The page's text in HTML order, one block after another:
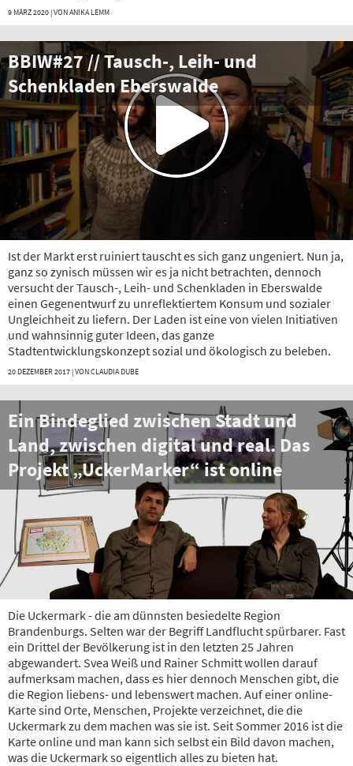
9 MÄRZ 2020 | VONANIKA LEMM
BBIW#27 // Tausch-, Leih- und
Schenkladen Eberswalde
Ist der Markt erst ruiniert tauscht es sich ganz ungeniert. Nun ja,
ganz so zynisch müssen wir es ja nicht betrachten, dennoch
versucht der Tausch-, Leih- und Schenkladen in Eberswalde
einen Gegenentwurf zu unreflektiertem Konsum und sozialer
Ungleichheit zu liefern. Der Laden ist eine von vielen Initiativen
und wahnsinnig guter Ideen, das ganze
Stadtentwicklungskonzept sozial und ökologisch zu beleben.
20 DEZEMBER 2017 | VONCLAUDIA DUBE
Ein Bindeglied zwischen Stadt und
Land, zwischen digital und real. Das
Projekt „UckerMarker“ ist online
Die Uckermark - die am dünnsten besiedelte Region
Brandenburgs. Selten war der Begriff Landflucht spürbarer. Fast
ein Drittel der Bevölkerung ist in den letzten 25 Jahren
abgewandert. Svea Weiß und Rainer Schmitt wollen darauf
aufmerksam machen, dass es hier dennoch Menschen gibt, die
die Region liebens- und lebenswert machen. Auf einer online-
Karte sind Orte, Menschen, Projekte verzeichnet, die die
Uckermark zu dem machen was sie ist. Seit Sommer 2016 ist die
Karte online und man kann sich selbst ein Bild davon machen,
was die Uckermark so eigentlich alles zu bieten hat.